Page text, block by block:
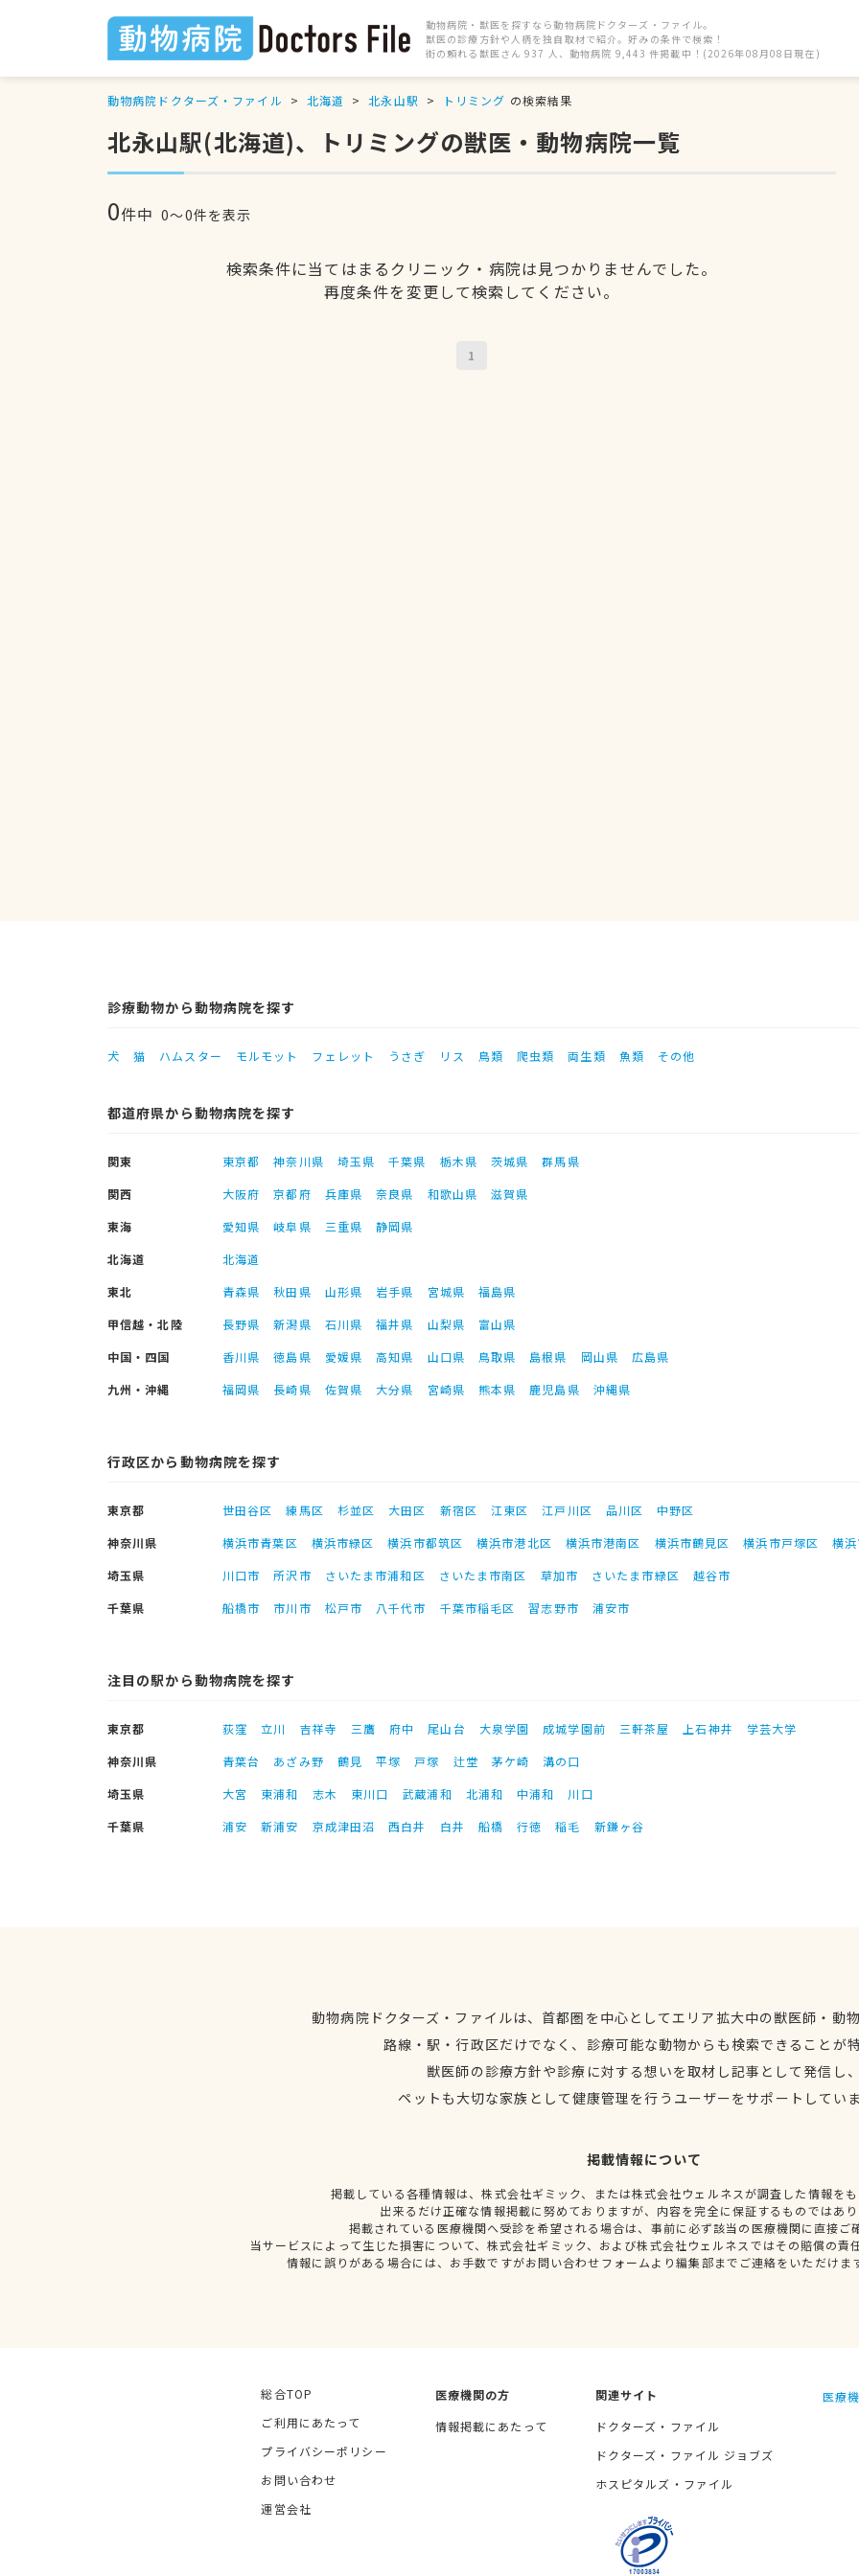
動物病院・獣医を探すなら動物病院ドクターズ・ファイル。
獣医の診療方針や人柄を独自取材で紹介。好みの条件で検索！
街の頼れる獣医さん 937 人、動物病院 9,443 件掲載中！(2026年08月08日現在)
動物病院ドクターズ・ファイル 北海道 北永山駅 トリミング の検索結果
北永山駅(北海道)、トリミングの獣医・動物病院一覧
0件中 0〜0件を表示
検索条件に当てはまるクリニック・病院は見つかりませんでした。
再度条件を変更して検索してください。
1
診療動物から動物病院を探す
犬 猫 ハムスター モルモット フェレット うさぎ リス 鳥類 爬虫類 両生類 魚類 その他
都道府県から動物病院を探す
関東 東京都 神奈川県 埼玉県 千葉県 栃木県 茨城県
群馬県
関西
大阪府 京都府 兵庫県 奈良県 和歌山県
滋賀県
東海
愛知県 岐阜県 三重県
静岡県
北海道
北海道
東北
青森県 秋田県 山形県 岩手県 宮城県
福島県
甲信越・北陸
長野県 新潟県 石川県 福井県 山梨県
富山県
中国・四国
香川県 徳島県 愛媛県 高知県 山口県 鳥取県 島根県 岡山県
広島県
九州・沖縄
福岡県 長崎県 佐賀県 大分県 宮崎県 熊本県 鹿児島県 沖縄県
行政区から動物病院を探す
東京都 世田谷区 練馬区 杉並区 大田区 新宿区 江東区 江戸川区 品川区
中野区
神奈川県
横浜市青葉区 横浜市緑区 横浜市都筑区 横浜市港北区 横浜市港南区 横浜市鶴見区 横浜市戸塚区
横
埼玉県
川口市 所沢市 さいたま市浦和区 さいたま市南区 草加市 さいたま市緑区
越谷市
千葉県
船橋市 市川市 松戸市 八千代市 千葉市稲毛区 習志野市 浦安市
注目の駅から動物病院を探す
東京都 荻窪 立川 吉祥寺 三鷹 府中 尾山台 大泉学園 成城学園前 三軒茶屋 上石神井
学芸大学
神奈川県
青葉台 あざみ野 鶴見 平塚 戸塚 辻堂 茅ケ崎
溝の口
埼玉県
大宮 東浦和 志木 東川口 武蔵浦和 北浦和 中浦和
川口
千葉県
浦安 新浦安 京成津田沼 西白井 白井 船橋 行徳 稲毛 新鎌ヶ谷
動物病院ドクターズ・ファイルは、首都圏を中心としてエリア拡大中の獣医師・動
路線・駅・行政区だけでなく、診療可能な動物からも検索できることが
獣医師の診療方針や診療に対する想いを取材し記事として発信し
ペットも大切な家族として健康管理を行うユーザーをサポートしてい
掲載情報について
掲載している各種情報は、株式会社ギミック、または株式会社ウェルネスが調査した情報を
出来るだけ正確な情報掲載に努めておりますが、内容を完全に保証するものではあ
掲載されている医療機関へ受診を希望される場合は、事前に必ず該当の医療機関に直接ご
当サービスによって生じた損害について、株式会社ギミック、および株式会社ウェルネスではその賠償の責
情報に誤りがある場合には、お手数ですがお問い合わせフォームより編集部までご連絡をいただけま
総合TOP
ご利用にあたって
プライバシーポリシー
お問い合わせ
運営会社
医療機関の方
情報掲載にあたって
関連サイト
ドクターズ・ファイル
ドクターズ・ファイル ジョブズ
ホスピタルズ・ファイル
医療